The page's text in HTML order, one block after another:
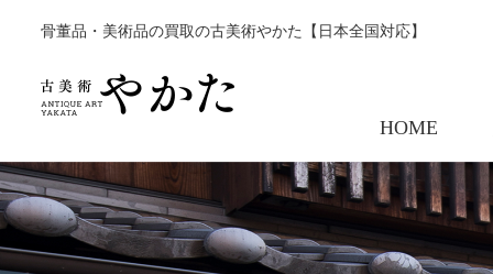
骨董品・美術品の買取の古美術やかた【日本全国対応】
HOME